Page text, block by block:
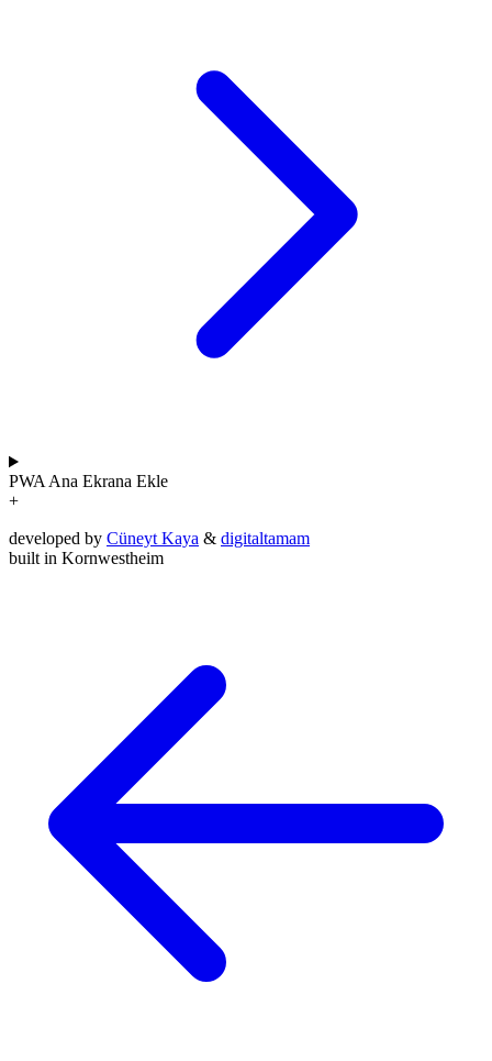
PWA Ana Ekrana Ekle
+
developed by Cüneyt Kaya & digitaltamam
built in Kornwestheim